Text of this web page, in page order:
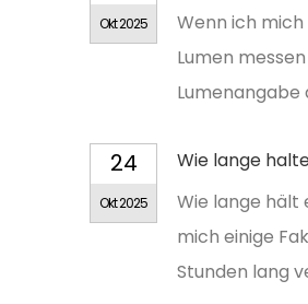
Okt 2025
Wenn ich
Lumen
Lumenangabe
24
Okt 2025
Wie lange
Wie lange hält
mich einige
Stunden lang